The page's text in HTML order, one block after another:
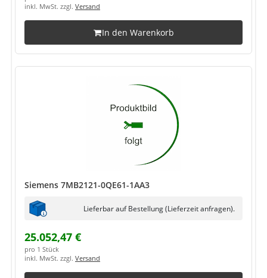
inkl. MwSt. zzgl. Versand
In den Warenkorb
Siemens 7MB2121-0QE61-1AA3
Lieferbar auf Bestellung (Lieferzeit anfragen).
25.052,47 €
pro 1 Stück
inkl. MwSt. zzgl. Versand